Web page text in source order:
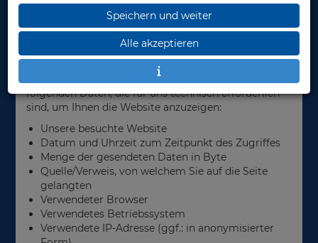
2.1Bei der bloß informatorischen Nutzung unserer
Website, also wenn Sie sich nicht registrieren oder
uns anderweitig Informationen übermitteln, erheben
wir nur solche Daten, die Ihr Browser an den
Seitenserver übermittelt (sog. „Server-Logfiles“).
Wenn Sie unsere Website aufrufen, erheben wir die
folgenden Daten, die für uns technisch erforderlich
sind, um Ihnen die Website anzuzeigen:
Unsere besuchte Website
Datum und Uhrzeit zum Zeitpunkt des Zugriffes
Menge der gesendeten Daten in Byte
Quelle/Verweis, von welchem Sie auf die Seite
gelangten
Verwendeter Browser
Verwendetes Betriebssystem
Verwendete IP-Adresse (ggf.: in anonymisierter
Speichern und weiter
Alle akzeptieren